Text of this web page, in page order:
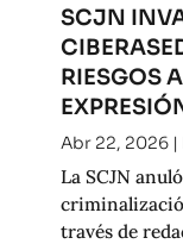
SCJN
RIESGOS
Abr 22, 2026|
La SCJN
través de